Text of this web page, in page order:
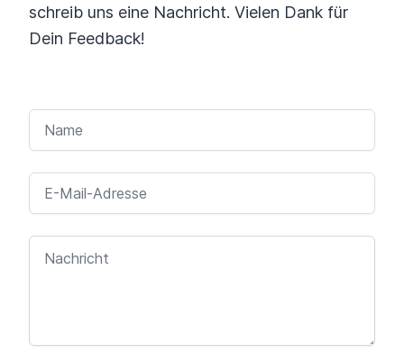
schreib uns eine Nachricht. Vielen Dank für
Dein Feedback!
NAME
E-MAIL-ADRESSE
NACHRICHT